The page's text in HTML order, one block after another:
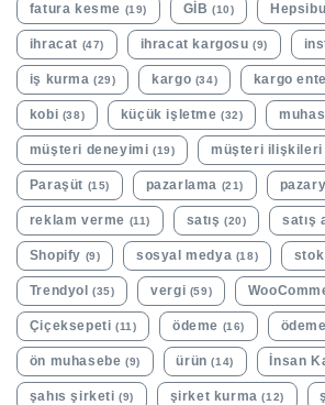
fatura kesme (19) GİB (10)
ihracat (47) ihracat kargosu (9)
iş kurma (29) kargo (34) kargo
kobi (38) küçük işletme (32)
müşteri deneyimi (19) müşteri ilişkileri
Paraşüt (15) pazarlama (21)
reklam verme (11) satış (20) satış
Shopify (9) sosyal medya (18) stok
Trendyol (35) vergi (59)
Çiçeksepeti (11) ödeme (16)
ön muhasebe (9) ürün (14) İnsan
şahıs şirketi (9) şirket kurma (12)